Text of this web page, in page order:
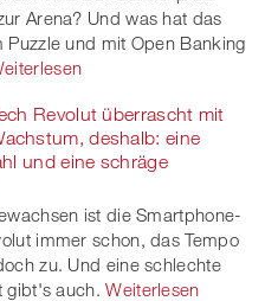
Arena? Und was hat das
Puzzle und mit Open Banking
Revolut überrascht mit
deshalb: eine
und eine schräge
ist die Smartphone-
immer schon, das Tempo
zu. Und eine schlechte
gibt's auch. Weiterlesen